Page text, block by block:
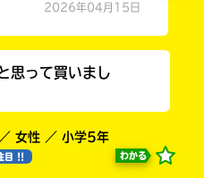
2026年04月15日
思って買いまし
女性 ／ 小学5年
目 !! わかる